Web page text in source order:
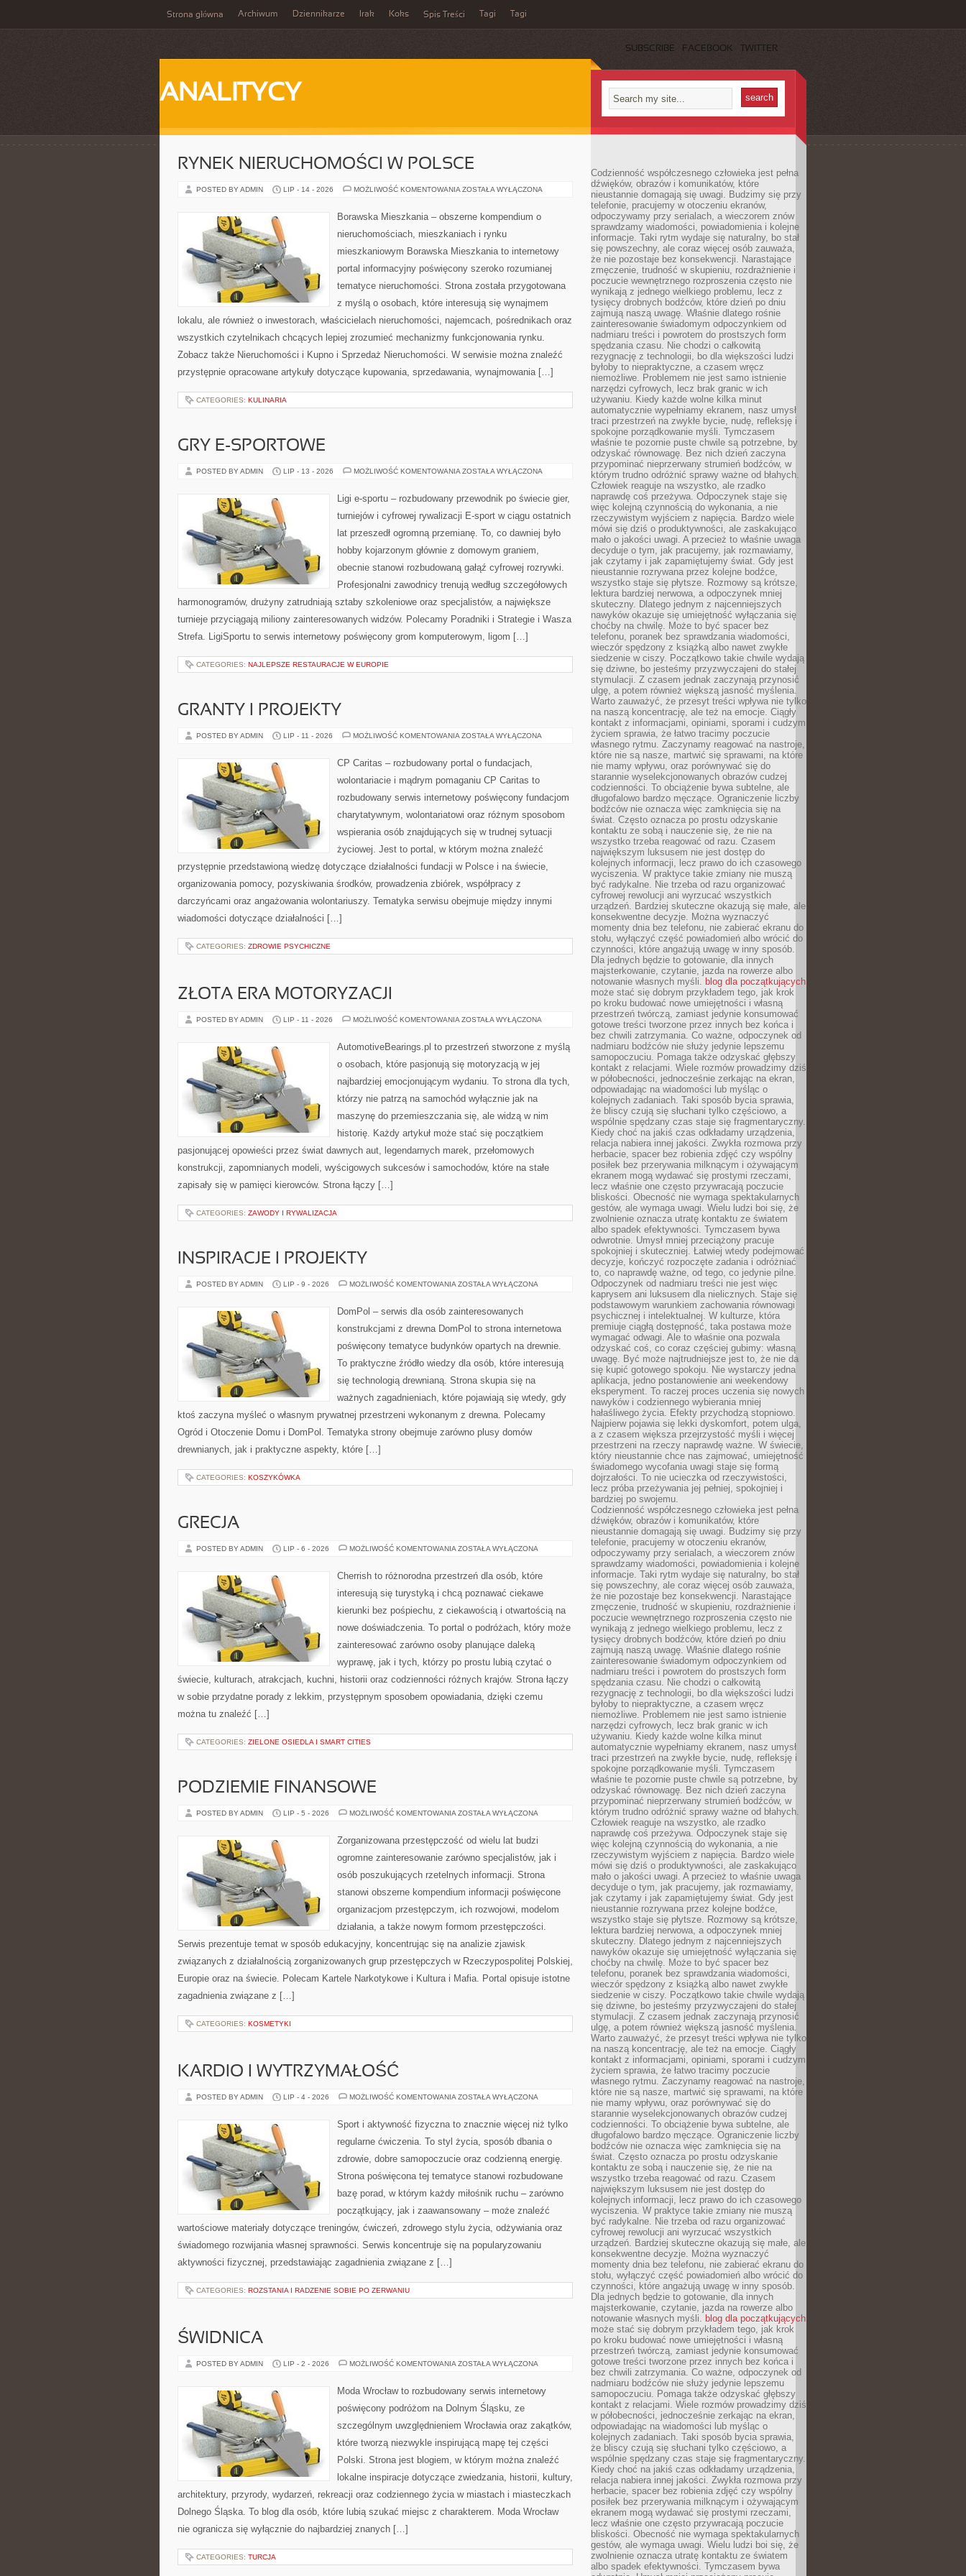
Strona główna Archiwum Dziennikarze Irak Koks Spis Treści Tagi Tagi
SUBSCRIBE FACEBOOK TWITTER
ANALITYCY
RYNEK NIERUCHOMOŚCI W POLSCE
POSTED BY ADMIN LIP - 14 - 2026 MOŻLIWOŚĆ KOMENTOWANIA RYNEK
POLSCE
ZOSTAŁA WYŁĄCZONA
Borawska Mieszkania – obszerne kompendium o
nieruchomościach, mieszkaniach i rynku
mieszkaniowym Borawska Mieszkania to internetowy
portal informacyjny poświęcony szeroko rozumianej
tematyce nieruchomości. Strona została przygotowana
z myślą o osobach, które interesują się wynajmem
lokalu, ale również o inwestorach, właścicielach nieruchomości, najemcach, pośrednikach oraz
wszystkich czytelnikach chcących lepiej zrozumieć mechanizmy funkcjonowania rynku.
Zobacz także Nieruchomości i Kupno i Sprzedaż Nieruchomości. W serwisie można znaleźć
przystępnie opracowane artykuły dotyczące kupowania, sprzedawania, wynajmowania […]
CATEGORIES: KULINARIA
GRY E-SPORTOWE
POSTED BY ADMIN LIP - 13 - 2026 MOŻLIWOŚĆ KOMENTOWANIA GRY
ZOSTAŁA WYŁĄCZONA
Ligi e-sportu – rozbudowany przewodnik po świecie gier,
turniejów i cyfrowej rywalizacji E-sport w ciągu ostatnich
lat przeszedł ogromną przemianę. To, co dawniej było
hobby kojarzonym głównie z domowym graniem,
obecnie stanowi rozbudowaną gałąź cyfrowej rozrywki.
Profesjonalni zawodnicy trenują według szczegółowych
harmonogramów, drużyny zatrudniają sztaby szkoleniowe oraz specjalistów, a największe
turnieje przyciągają miliony zainteresowanych widzów. Polecamy Poradniki i Strategie i Wasza
Strefa. LigiSportu to serwis internetowy poświęcony grom komputerowym, ligom […]
CATEGORIES: NAJLEPSZE RESTAURACJE W EUROPIE
GRANTY I PROJEKTY
POSTED BY ADMIN LIP - 11 - 2026 MOŻLIWOŚĆ KOMENTOWANIA GRANTY
ZOSTAŁA WYŁĄCZONA
CP Caritas – rozbudowany portal o fundacjach,
wolontariacie i mądrym pomaganiu CP Caritas to
rozbudowany serwis internetowy poświęcony fundacjom
charytatywnym, wolontariatowi oraz różnym sposobom
wspierania osób znajdujących się w trudnej sytuacji
życiowej. Jest to portal, w którym można znaleźć
przystępnie przedstawioną wiedzę dotyczące działalności fundacji w Polsce i na świecie,
organizowania pomocy, pozyskiwania środków, prowadzenia zbiórek, współpracy z
darczyńcami oraz angażowania wolontariuszy. Tematyka serwisu obejmuje między innymi
wiadomości dotyczące działalności […]
CATEGORIES: ZDROWIE PSYCHICZNE
ZŁOTA ERA MOTORYZACJI
POSTED BY ADMIN LIP - 11 - 2026 MOŻLIWOŚĆ KOMENTOWANIA ZŁOTA
ZOSTAŁA WYŁĄCZONA
AutomotiveBearings.pl to przestrzeń stworzone z myślą
o osobach, które pasjonują się motoryzacją w jej
najbardziej emocjonującym wydaniu. To strona dla tych,
którzy nie patrzą na samochód wyłącznie jak na
maszynę do przemieszczania się, ale widzą w nim
historię. Każdy artykuł może stać się początkiem
pasjonującej opowieści przez świat dawnych aut, legendarnych marek, przełomowych
konstrukcji, zapomnianych modeli, wyścigowych sukcesów i samochodów, które na stałe
zapisały się w pamięci kierowców. Strona łączy […]
CATEGORIES: ZAWODY I RYWALIZACJA
INSPIRACJE I PROJEKTY
POSTED BY ADMIN LIP - 9 - 2026 MOŻLIWOŚĆ KOMENTOWANIA INSPIRACJE
ZOSTAŁA WYŁĄCZONA
DomPol – serwis dla osób zainteresowanych
konstrukcjami z drewna DomPol to strona internetowa
poświęcony tematyce budynków opartych na drewnie.
To praktyczne źródło wiedzy dla osób, które interesują
się technologią drewnianą. Strona skupia się na
ważnych zagadnieniach, które pojawiają się wtedy, gdy
ktoś zaczyna myśleć o własnym prywatnej przestrzeni wykonanym z drewna. Polecamy
Ogród i Otoczenie Domu i DomPol. Tematyka strony obejmuje zarówno plusy domów
drewnianych, jak i praktyczne aspekty, które […]
CATEGORIES: KOSZYKÓWKA
GRECJA
POSTED BY ADMIN LIP - 6 - 2026 MOŻLIWOŚĆ KOMENTOWANIA GRECJA
ZOSTAŁA WYŁĄCZONA
Cherrish to różnorodna przestrzeń dla osób, które
interesują się turystyką i chcą poznawać ciekawe
kierunki bez pośpiechu, z ciekawością i otwartością na
nowe doświadczenia. To portal o podróżach, który może
zainteresować zarówno osoby planujące daleką
wyprawę, jak i tych, którzy po prostu lubią czytać o
świecie, kulturach, atrakcjach, kuchni, historii oraz codzienności różnych krajów. Strona łączy
w sobie przydatne porady z lekkim, przystępnym sposobem opowiadania, dzięki czemu
można tu znaleźć […]
CATEGORIES: ZIELONE OSIEDLA I SMART CITIES
PODZIEMIE FINANSOWE
POSTED BY ADMIN LIP - 5 - 2026 MOŻLIWOŚĆ KOMENTOWANIA PODZIEMIE
ZOSTAŁA WYŁĄCZONA
Zorganizowana przestępczość od wielu lat budzi
ogromne zainteresowanie zarówno specjalistów, jak i
osób poszukujących rzetelnych informacji. Strona
stanowi obszerne kompendium informacji poświęcone
organizacjom przestępczym, ich rozwojowi, modelom
działania, a także nowym formom przestępczości.
Serwis prezentuje temat w sposób edukacyjny, koncentrując się na analizie zjawisk
związanych z działalnością zorganizowanych grup przestępczych w Rzeczypospolitej Polskiej,
Europie oraz na świecie. Polecam Kartele Narkotykowe i Kultura i Mafia. Portal opisuje istotne
zagadnienia związane z […]
CATEGORIES: KOSMETYKI
KARDIO I WYTRZYMAŁOŚĆ
POSTED BY ADMIN LIP - 4 - 2026 MOŻLIWOŚĆ KOMENTOWANIA KARDIO
ZOSTAŁA WYŁĄCZONA
Sport i aktywność fizyczna to znacznie więcej niż tylko
regularne ćwiczenia. To styl życia, sposób dbania o
zdrowie, dobre samopoczucie oraz codzienną energię.
Strona poświęcona tej tematyce stanowi rozbudowane
bazę porad, w którym każdy miłośnik ruchu – zarówno
początkujący, jak i zaawansowany – może znaleźć
wartościowe materiały dotyczące treningów, ćwiczeń, zdrowego stylu życia, odżywiania oraz
świadomego rozwijania własnej sprawności. Serwis koncentruje się na popularyzowaniu
aktywności fizycznej, przedstawiając zagadnienia związane z […]
CATEGORIES: ROZSTANIA I RADZENIE SOBIE PO ZERWANIU
ŚWIDNICA
POSTED BY ADMIN LIP - 2 - 2026 MOŻLIWOŚĆ KOMENTOWANIA ŚWIDNICA
ZOSTAŁA WYŁĄCZONA
Moda Wrocław to rozbudowany serwis internetowy
poświęcony podróżom na Dolnym Śląsku, ze
szczególnym uwzględnieniem Wrocławia oraz zakątków,
które tworzą niezwykle inspirującą mapę tej części
Polski. Strona jest blogiem, w którym można znaleźć
lokalne inspiracje dotyczące zwiedzania, historii, kultury,
architektury, przyrody, wydarzeń, rekreacji oraz codziennego życia w miastach i miasteczkach
Dolnego Śląska. To blog dla osób, które lubią szukać miejsc z charakterem. Moda Wrocław
nie ogranicza się wyłącznie do najbardziej znanych […]
CATEGORIES: TURCJA
Codzienność współczesnego człowieka jest pełna
dźwięków, obrazów i komunikatów, które
nieustannie domagają się uwagi. Budzimy się przy
telefonie, pracujemy w otoczeniu ekranów,
odpoczywamy przy serialach, a wieczorem znów
sprawdzamy wiadomości, powiadomienia i kolejne
informacje. Taki rytm wydaje się naturalny, bo stał
się powszechny, ale coraz więcej osób zauważa,
że nie pozostaje bez konsekwencji. Narastające
zmęczenie, trudność w skupieniu, rozdrażnienie i
poczucie wewnętrznego rozproszenia często nie
wynikają z jednego wielkiego problemu, lecz z
tysięcy drobnych bodźców, które dzień po dniu
zajmują naszą uwagę. Właśnie dlatego rośnie
zainteresowanie świadomym odpoczynkiem od
nadmiaru treści i powrotem do prostszych form
spędzania czasu. Nie chodzi o całkowitą
rezygnację z technologii, bo dla większości ludzi
byłoby to niepraktyczne, a czasem wręcz
niemożliwe. Problemem nie jest samo istnienie
narzędzi cyfrowych, lecz brak granic w ich
używaniu. Kiedy każde wolne kilka minut
automatycznie wypełniamy ekranem, nasz umysł
traci przestrzeń na zwykłe bycie, nudę, refleksję i
spokojne porządkowanie myśli. Tymczasem
właśnie te pozornie puste chwile są potrzebne, by
odzyskać równowagę. Bez nich dzień zaczyna
przypominać nieprzerwany strumień bodźców, w
którym trudno odróżnić sprawy ważne od błahych.
Człowiek reaguje na wszystko, ale rzadko
naprawdę coś przeżywa. Odpoczynek staje się
więc kolejną czynnością do wykonania, a nie
rzeczywistym wyjściem z napięcia. Bardzo wiele
mówi się dziś o produktywności, ale zaskakująco
mało o jakości uwagi. A przecież to właśnie uwaga
decyduje o tym, jak pracujemy, jak rozmawiamy,
jak czytamy i jak zapamiętujemy świat. Gdy jest
nieustannie rozrywana przez kolejne bodźce,
wszystko staje się płytsze. Rozmowy są krótsze,
lektura bardziej nerwowa, a odpoczynek mniej
skuteczny. Dlatego jednym z najcenniejszych
nawyków okazuje się umiejętność wyłączania się
choćby na chwilę. Może to być spacer bez
telefonu, poranek bez sprawdzania wiadomości,
wieczór spędzony z książką albo nawet zwykłe
siedzenie w ciszy. Początkowo takie chwile wydają
się dziwne, bo jesteśmy przyzwyczajeni do stałej
stymulacji. Z czasem jednak zaczynają przynosić
ulgę, a potem również większą jasność myślenia.
Warto zauważyć, że przesyt treści wpływa nie tylko
na naszą koncentrację, ale też na emocje. Ciągły
kontakt z informacjami, opiniami, sporami i cudzym
życiem sprawia, że łatwo tracimy poczucie
własnego rytmu. Zaczynamy reagować na nastroje,
które nie są nasze, martwić się sprawami, na które
nie mamy wpływu, oraz porównywać się do
starannie wyselekcjonowanych obrazów cudzej
codzienności. To obciążenie bywa subtelne, ale
długofalowo bardzo męczące. Ograniczenie liczby
bodźców nie oznacza więc zamknięcia się na
świat. Często oznacza po prostu odzyskanie
kontaktu ze sobą i nauczenie się, że nie na
wszystko trzeba reagować od razu. Czasem
największym luksusem nie jest dostęp do
kolejnych informacji, lecz prawo do ich czasowego
wyciszenia. W praktyce takie zmiany nie muszą
być radykalne. Nie trzeba od razu organizować
cyfrowej rewolucji ani wyrzucać wszystkich
urządzeń. Bardziej skuteczne okazują się małe, ale
konsekwentne decyzje. Można wyznaczyć
momenty dnia bez telefonu, nie zabierać ekranu do
stołu, wyłączyć część powiadomień albo wrócić do
czynności, które angażują uwagę w inny sposób.
Dla jednych będzie to gotowanie, dla innych
majsterkowanie, czytanie, jazda na rowerze albo
notowanie własnych myśli. blog dla początkujących
może stać się dobrym przykładem tego, jak krok
po kroku budować nowe umiejętności i własną
przestrzeń twórczą, zamiast jedynie konsumować
gotowe treści tworzone przez innych bez końca i
bez chwili zatrzymania. Co ważne, odpoczynek od
nadmiaru bodźców nie służy jedynie lepszemu
samopoczuciu. Pomaga także odzyskać głębszy
kontakt z relacjami. Wiele rozmów prowadzimy dziś
w półobecności, jednocześnie zerkając na ekran,
odpowiadając na wiadomości lub myśląc o
kolejnych zadaniach. Taki sposób bycia sprawia,
że bliscy czują się słuchani tylko częściowo, a
wspólnie spędzany czas staje się fragmentaryczny.
Kiedy choć na jakiś czas odkładamy urządzenia,
relacja nabiera innej jakości. Zwykła rozmowa przy
herbacie, spacer bez robienia zdjęć czy wspólny
posiłek bez przerywania milknącym i ożywającym
ekranem mogą wydawać się prostymi rzeczami,
lecz właśnie one często przywracają poczucie
bliskości. Obecność nie wymaga spektakularnych
gestów, ale wymaga uwagi. Wielu ludzi boi się, że
zwolnienie oznacza utratę kontaktu ze światem
albo spadek efektywności. Tymczasem bywa
odwrotnie. Umysł mniej przeciążony pracuje
spokojniej i skuteczniej. Łatwiej wtedy podejmować
decyzje, kończyć rozpoczęte zadania i odróżniać
to, co naprawdę ważne, od tego, co jedynie pilne.
Odpoczynek od nadmiaru treści nie jest więc
kaprysem ani luksusem dla nielicznych. Staje się
podstawowym warunkiem zachowania równowagi
psychicznej i intelektualnej. W kulturze, która
premiuje ciągłą dostępność, taka postawa może
wymagać odwagi. Ale to właśnie ona pozwala
odzyskać coś, co coraz częściej gubimy: własną
uwagę. Być może najtrudniejsze jest to, że nie da
się kupić gotowego spokoju. Nie wystarczy jedna
aplikacja, jedno postanowienie ani weekendowy
eksperyment. To raczej proces uczenia się nowych
nawyków i codziennego wybierania mniej
hałaśliwego życia. Efekty przychodzą stopniowo.
Najpierw pojawia się lekki dyskomfort, potem ulga,
a z czasem większa przejrzystość myśli i więcej
przestrzeni na rzeczy naprawdę ważne. W świecie,
który nieustannie chce nas zajmować, umiejętność
świadomego wycofania uwagi staje się formą
dojrzałości. To nie ucieczka od rzeczywistości,
lecz próba przeżywania jej pełniej, spokojniej i
bardziej po swojemu.
Codzienność współczesnego człowieka jest pełna
dźwięków, obrazów i komunikatów, które
nieustannie domagają się uwagi. Budzimy się przy
telefonie, pracujemy w otoczeniu ekranów,
odpoczywamy przy serialach, a wieczorem znów
sprawdzamy wiadomości, powiadomienia i kolejne
informacje. Taki rytm wydaje się naturalny, bo stał
się powszechny, ale coraz więcej osób zauważa,
że nie pozostaje bez konsekwencji. Narastające
zmęczenie, trudność w skupieniu, rozdrażnienie i
poczucie wewnętrznego rozproszenia często nie
wynikają z jednego wielkiego problemu, lecz z
tysięcy drobnych bodźców, które dzień po dniu
zajmują naszą uwagę. Właśnie dlatego rośnie
zainteresowanie świadomym odpoczynkiem od
nadmiaru treści i powrotem do prostszych form
spędzania czasu. Nie chodzi o całkowitą
rezygnację z technologii, bo dla większości ludzi
byłoby to niepraktyczne, a czasem wręcz
niemożliwe. Problemem nie jest samo istnienie
narzędzi cyfrowych, lecz brak granic w ich
używaniu. Kiedy każde wolne kilka minut
automatycznie wypełniamy ekranem, nasz umysł
traci przestrzeń na zwykłe bycie, nudę, refleksję i
spokojne porządkowanie myśli. Tymczasem
właśnie te pozornie puste chwile są potrzebne, by
odzyskać równowagę. Bez nich dzień zaczyna
przypominać nieprzerwany strumień bodźców, w
którym trudno odróżnić sprawy ważne od błahych.
Człowiek reaguje na wszystko, ale rzadko
naprawdę coś przeżywa. Odpoczynek staje się
więc kolejną czynnością do wykonania, a nie
rzeczywistym wyjściem z napięcia. Bardzo wiele
mówi się dziś o produktywności, ale zaskakująco
mało o jakości uwagi. A przecież to właśnie uwaga
decyduje o tym, jak pracujemy, jak rozmawiamy,
jak czytamy i jak zapamiętujemy świat. Gdy jest
nieustannie rozrywana przez kolejne bodźce,
wszystko staje się płytsze. Rozmowy są krótsze,
lektura bardziej nerwowa, a odpoczynek mniej
skuteczny. Dlatego jednym z najcenniejszych
nawyków okazuje się umiejętność wyłączania się
choćby na chwilę. Może to być spacer bez
telefonu, poranek bez sprawdzania wiadomości,
wieczór spędzony z książką albo nawet zwykłe
siedzenie w ciszy. Początkowo takie chwile wydają
się dziwne, bo jesteśmy przyzwyczajeni do stałej
stymulacji. Z czasem jednak zaczynają przynosić
ulgę, a potem również większą jasność myślenia.
Warto zauważyć, że przesyt treści wpływa nie tylko
na naszą koncentrację, ale też na emocje. Ciągły
kontakt z informacjami, opiniami, sporami i cudzym
życiem sprawia, że łatwo tracimy poczucie
własnego rytmu. Zaczynamy reagować na nastroje,
które nie są nasze, martwić się sprawami, na które
nie mamy wpływu, oraz porównywać się do
starannie wyselekcjonowanych obrazów cudzej
codzienności. To obciążenie bywa subtelne, ale
długofalowo bardzo męczące. Ograniczenie liczby
bodźców nie oznacza więc zamknięcia się na
świat. Często oznacza po prostu odzyskanie
kontaktu ze sobą i nauczenie się, że nie na
wszystko trzeba reagować od razu. Czasem
największym luksusem nie jest dostęp do
kolejnych informacji, lecz prawo do ich czasowego
wyciszenia. W praktyce takie zmiany nie muszą
być radykalne. Nie trzeba od razu organizować
cyfrowej rewolucji ani wyrzucać wszystkich
urządzeń. Bardziej skuteczne okazują się małe, ale
konsekwentne decyzje. Można wyznaczyć
momenty dnia bez telefonu, nie zabierać ekranu do
stołu, wyłączyć część powiadomień albo wrócić do
czynności, które angażują uwagę w inny sposób.
Dla jednych będzie to gotowanie, dla innych
majsterkowanie, czytanie, jazda na rowerze albo
notowanie własnych myśli. blog dla początkujących
może stać się dobrym przykładem tego, jak krok
po kroku budować nowe umiejętności i własną
przestrzeń twórczą, zamiast jedynie konsumować
gotowe treści tworzone przez innych bez końca i
bez chwili zatrzymania. Co ważne, odpoczynek od
nadmiaru bodźców nie służy jedynie lepszemu
samopoczuciu. Pomaga także odzyskać głębszy
kontakt z relacjami. Wiele rozmów prowadzimy dziś
w półobecności, jednocześnie zerkając na ekran,
odpowiadając na wiadomości lub myśląc o
kolejnych zadaniach. Taki sposób bycia sprawia,
że bliscy czują się słuchani tylko częściowo, a
wspólnie spędzany czas staje się fragmentaryczny.
Kiedy choć na jakiś czas odkładamy urządzenia,
relacja nabiera innej jakości. Zwykła rozmowa przy
herbacie, spacer bez robienia zdjęć czy wspólny
posiłek bez przerywania milknącym i ożywającym
ekranem mogą wydawać się prostymi rzeczami,
lecz właśnie one często przywracają poczucie
bliskości. Obecność nie wymaga spektakularnych
gestów, ale wymaga uwagi. Wielu ludzi boi się, że
zwolnienie oznacza utratę kontaktu ze światem
albo spadek efektywności. Tymczasem bywa